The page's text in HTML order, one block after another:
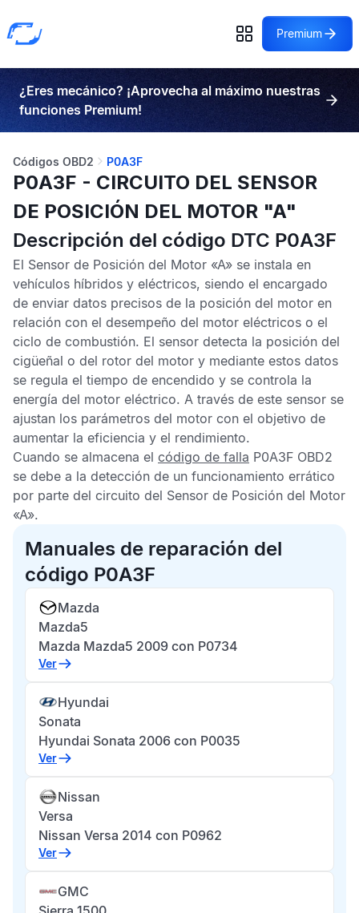
Premium
¿Eres mecánico? ¡Aprovecha al máximo nuestras
funciones Premium!
Códigos OBD2 P0A3F
P0A3F - CIRCUITO DEL SENSOR
DE POSICIÓN DEL MOTOR "A"
Descripción del código DTC P0A3F
El Sensor de Posición del Motor «A» se instala en
vehículos híbridos y eléctricos, siendo el encargado
de enviar datos precisos de la posición del motor en
relación con el desempeño del motor eléctricos o el
ciclo de combustión. El sensor detecta la posición del
cigüeñal o del rotor del motor y mediante estos datos
se regula el tiempo de encendido y se controla la
energía del motor eléctrico. A través de este sensor se
ajustan los parámetros del motor con el objetivo de
aumentar la eficiencia y el rendimiento.
Cuando se almacena el código de falla P0A3F OBD2
se debe a la detección de un funcionamiento errático
por parte del circuito del Sensor de Posición del Motor
«A».
Manuales de reparación del
código P0A3F
Mazda
Mazda5
Mazda Mazda5 2009 con P0734
Ver
Hyundai
Sonata
Hyundai Sonata 2006 con P0035
Ver
Nissan
Versa
Nissan Versa 2014 con P0962
Ver
GMC